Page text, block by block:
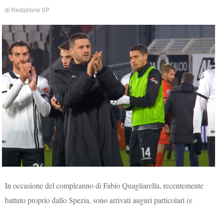
di Redazione SP
In occasione del compleanno di Fabio Quagliarella, recentemente
battuto proprio dallo Spezia, sono arrivati auguri particolari (e